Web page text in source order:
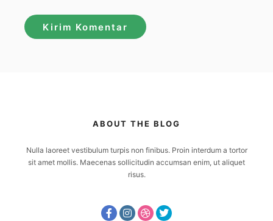
ABOUT THE BLOG
Nulla laoreet vestibulum turpis non finibus. Proin interdum a tortor
sit amet mollis. Maecenas sollicitudin accumsan enim, ut aliquet
risus.